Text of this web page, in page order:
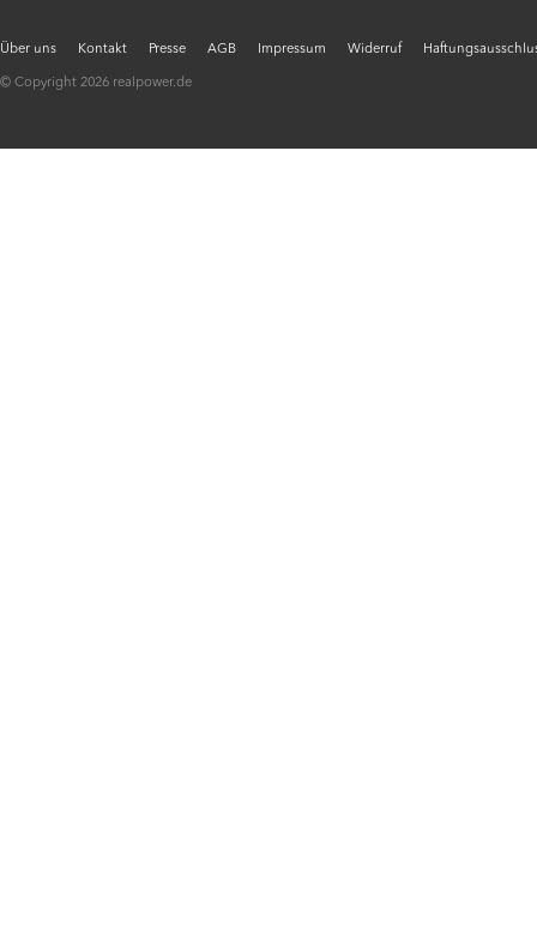
Über uns Kontakt Presse AGB Impressum Widerruf
© Copyright 2026 realpower.de